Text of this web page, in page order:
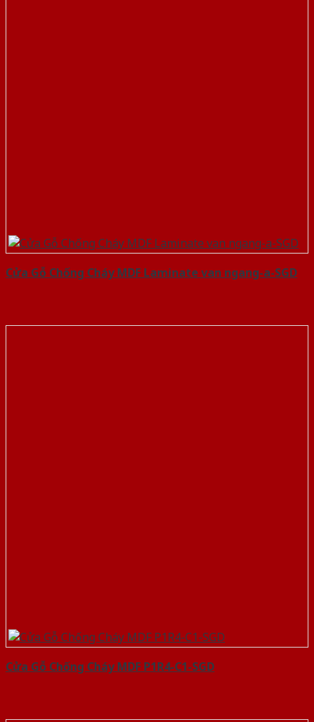
Cửa Gỗ Chống Cháy MDF Laminate van ngang-a-SGD
Cửa Gỗ Chống Cháy MDF P1R4-C1-SGD